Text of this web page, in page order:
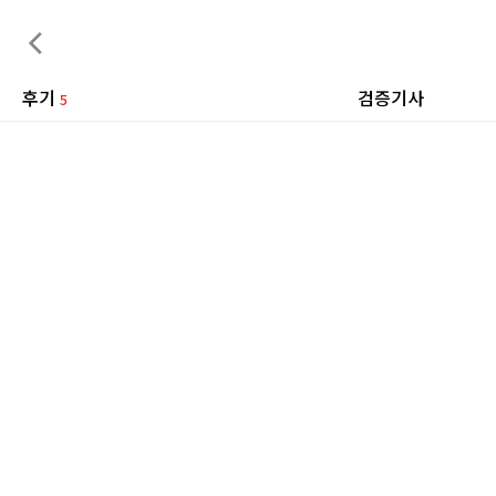
후기 5 검증기사